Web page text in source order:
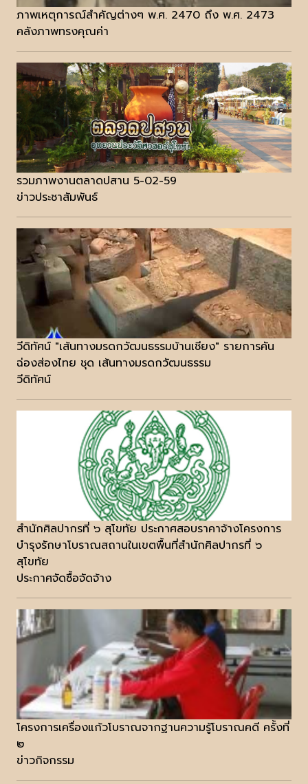
ภาพเหตุการณ์สำคัญต่างๆ พ.ศ. 2470 ถึง พ.ศ. 2473
คลังภาพทรงคุณค่า
รวมภาพงานตลาดปสาน 5-02-59
ข่าวประชาสัมพันธ์
วีดิทัศน์ "เส้นทางมรดกวัฒนธรรมบ้านเชียง" รายการคัน
ฉ่องส่องไทย ชุด เส้นทางมรดกวัฒนธรรม
วีดิทัศน์
สำนักศิลปากรที่ ๖ สุโขทัย ประกาศสอบราคาจ้างโครงการ
บำรุงรักษาโบราณสถานในเขตพื้นที่สำนักศิลปากรที่ ๖
สุโขทัย
ประกาศจัดซื้อจัดจ้าง
โครงการเครื่องแก้วโบราณจากฐานความรู้โบราณคดี ครั้งที่
๒
ข่าวกิจกรรม